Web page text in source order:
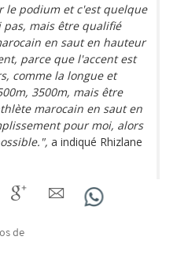
le podium et c'est quelque
mais être qualifié
en saut en hauteur
parce que l'accent est
comme la longue et
3500m, mais être
marocain en saut en
pour moi, alors
a indiqué Rhizlane
de